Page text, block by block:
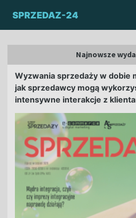
SPRZEDAZ-24
Najnowsze
Wyzwania sprzedaży w dobie
jak sprzedawcy mogą
intensywne interakcje z